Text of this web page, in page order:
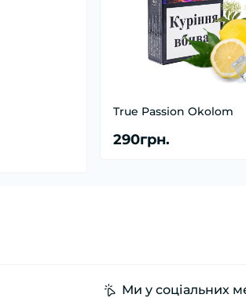
True Passion Okolom
290грн.
Ми у соціальних